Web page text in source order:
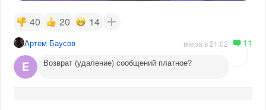
40 20 14
Артём Баусов вчера в 21:02 11
Возврат (удаление) сообщений платное?